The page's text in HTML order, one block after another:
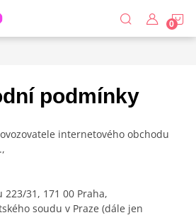
podmínky
internetového obchodu
31, 171 00 Praha,
soudu v Praze (dále jen